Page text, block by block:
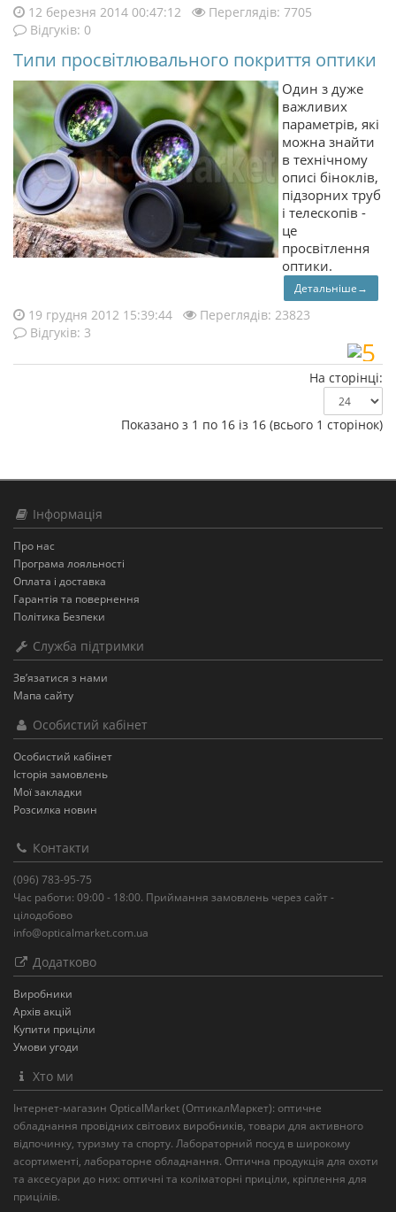
12 березня 2014 00:47:12
Переглядів: 7705
Відгуків: 0
Типи просвітлювального покриття оптики
Один з дуже
важливих
параметрів, які
можна знайти
в технічному
описі біноклів,
підзорних труб
і телескопів -
це
просвітлення
оптики.
Детальніше→
19 грудня 2012 15:39:44
Переглядів: 23823
Відгуків: 3
На сторінці:
Показано з 1 по 16 із 16 (всього 1 сторінок)
Інформація
Про нас
Програма лояльності
Оплата і доставка
Гарантія та повернення
Політика Безпеки
Служба підтримки
Зв’язатися з нами
Мапа сайту
Особистий кабінет
Особистий кабінет
Історія замовлень
Мої закладки
Розсилка новин
Контакти
(096) 783-95-75
Час работи: 09:00 - 18:00. Приймання замовлень через сайт -
цілодобово
info@opticalmarket.com.ua
Додатково
Виробники
Архів акцій
Купити приціли
Умови угоди
Хто ми
Інтернет-магазин OpticalMarket (ОптикалМаркет): оптичне
обладнання провідних світових виробників, товари для активного
відпочинку, туризму та спорту. Лабораторний посуд в широкому
асортименті, лабораторне обладнання. Оптична продукція для охоти
та аксесуари до них: оптичні та коліматорні приціли, кріплення для
прицілів.